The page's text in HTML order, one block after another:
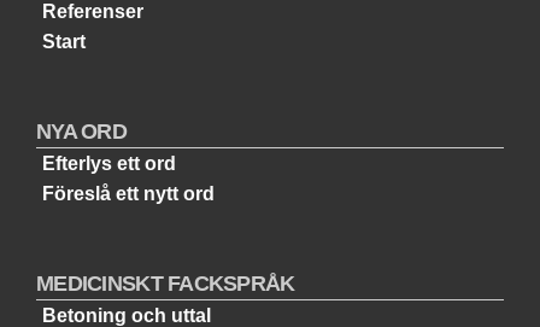
Referenser
Start
NYA ORD
Efterlys ett ord
Föreslå ett nytt ord
MEDICINSKT FACKSPRÅK
Betoning och uttal